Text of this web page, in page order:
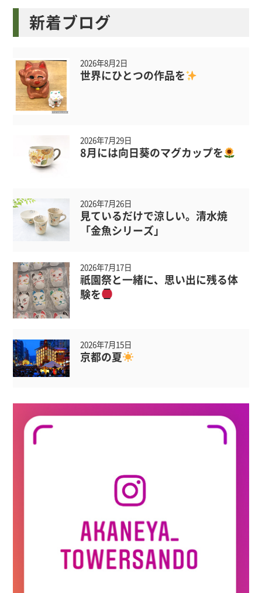
新着ブログ
2026年8月2日
世界にひとつの作品を
2026年7月29日
8月には向日葵のマグカップを
2026年7月26日
見ているだけで涼しい。清水焼
「金魚シリーズ」
2026年7月17日
祇園祭と一緒に、思い出に残る体
験を
2026年7月15日
京都の夏